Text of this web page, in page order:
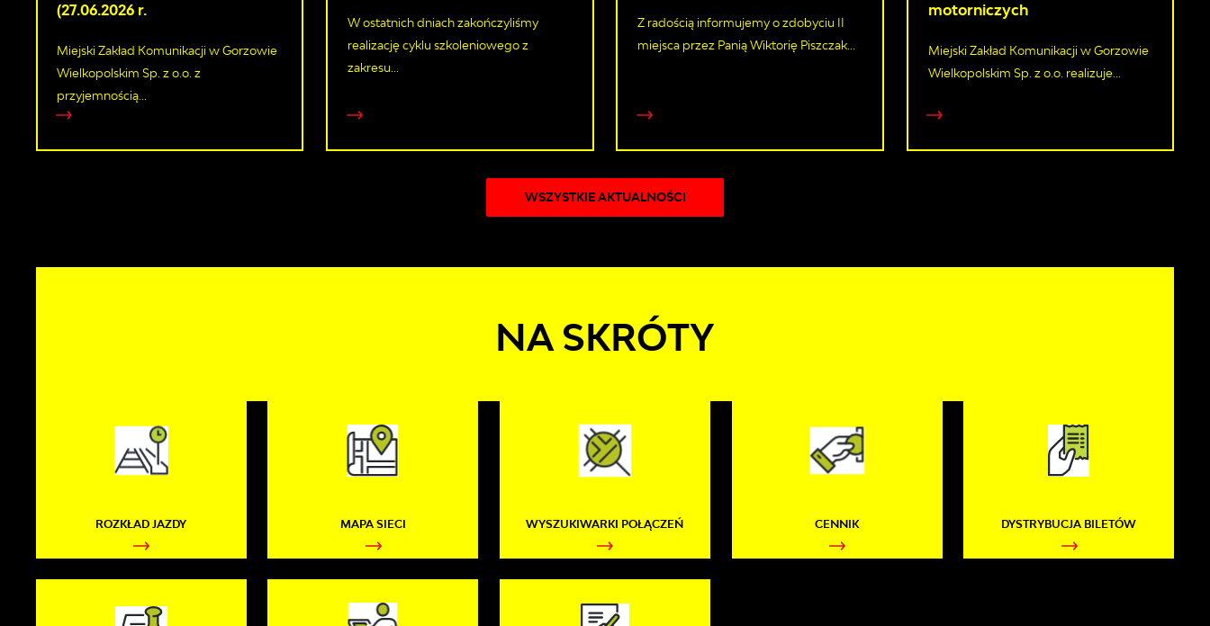
(27.06.2026 r.
Miejski Zakład Komunikacji w Gorzowie
Wielkopolskim Sp. z o.o. z
przyjemnością...
W ostatnich dniach zakończyliśmy
realizację cyklu szkoleniowego z
zakresu...
Z radością informujemy o zdobyciu II
miejsca przez Panią Wiktorię Piszczak...
motorniczych
Miejski Zakład Komunikacji w Gorzowie
Wielkopolskim Sp. z o.o. realizuje...
WSZYSTKIE AKTUALNOŚCI
NA SKRÓTY
ROZKŁAD JAZDY MAPA SIECI WYSZUKIWARKI POŁĄCZEŃ CENNIK DYSTRYBUCJA BILETÓW